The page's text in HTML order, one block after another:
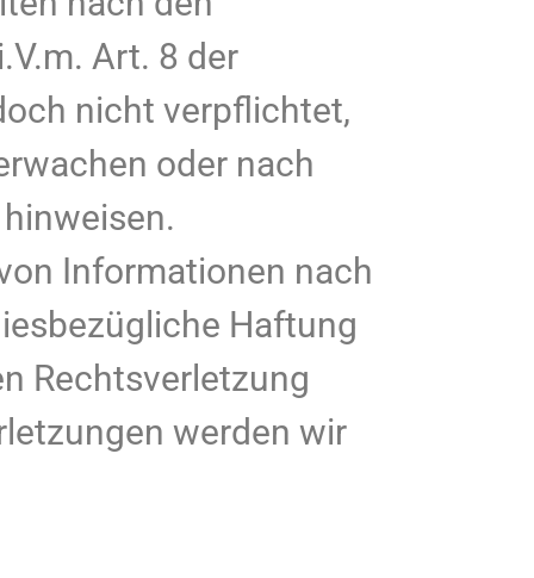
Art. 8 der
nicht verpflichtet,
oder nach
Informationen nach
Haftung
Rechtsverletzung
werden wir